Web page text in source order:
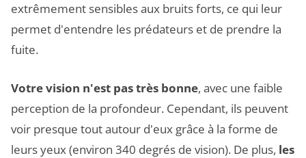
extrêmement sensibles aux bruits forts, ce qui leur
permet d'entendre les prédateurs et de prendre la
fuite.
Votre vision n'est pas très bonne, avec une faible
perception de la profondeur. Cependant, ils peuvent
voir presque tout autour d'eux grâce à la forme de
leurs yeux (environ 340 degrés de vision). De plus, les